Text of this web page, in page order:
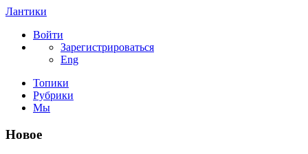
Лантики
Войти
Зарегистрироваться
Eng
Топики
Рубрики
Мы
Новое